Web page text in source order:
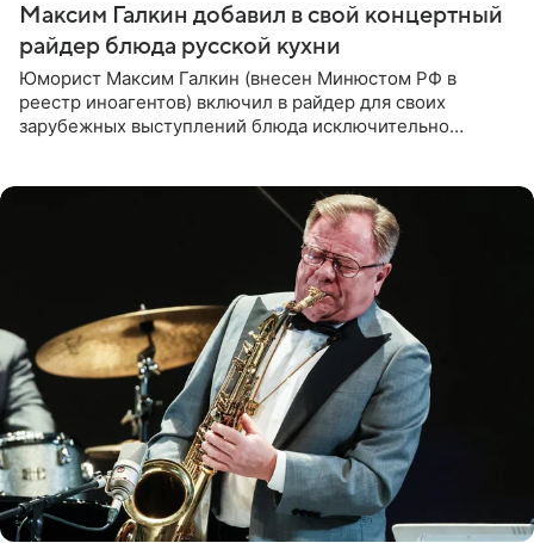
Максим Галкин добавил в свой концертный
райдер блюда русской кухни
Юморист Максим Галкин (внесен Минюстом РФ в
реестр иноагентов) включил в райдер для своих
зарубежных выступлений блюда исключительно